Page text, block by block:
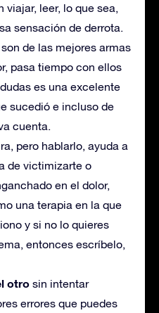
viajar, leer, lo que sea,
sensación de derrota.
son de las mejores armas
pasa tiempo con ellos
es una excelente
sucedió e incluso de
cuenta.
pero hablarlo, ayuda a
de victimizarte o
en el dolor,
una terapia en la que
y si no lo quieres
entonces escríbelo,
otro sin intentar
errores que puedes